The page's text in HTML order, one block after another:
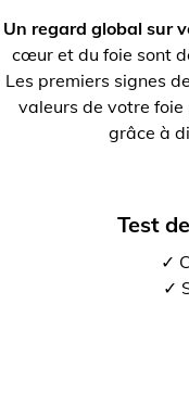
Un regard global sur
cœur et du foie sont
Les premiers signes
valeurs de votre
grâce à
Test
✓
✓